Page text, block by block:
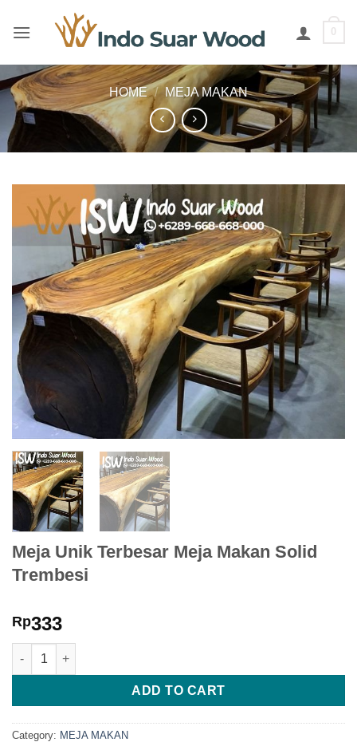
0
HOME / MEJA MAKAN
Meja Unik Terbesar Meja Makan Solid
Trembesi
Rp333
Meja Unik Terbesar Meja Makan Solid Trembesi quantity
ADD TO CART
Category: MEJA MAKAN